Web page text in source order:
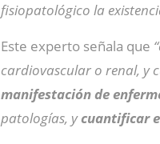
fisiopatológico la
Este experto señala que
cardiovascular o renal, y
manifestación de
patologías, ycuantificar